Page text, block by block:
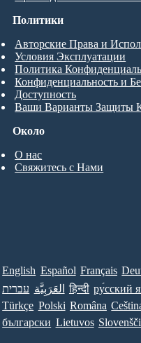
Около
О нас
Свяжитесь с Нами
Политики
Авторские Права и
Условия Эксплуатации
Политика
Конфиденциальность и
Доступность
Ваши Варианты Защиты
English Español Français
עברית العَرَبِيَّة हिन्दी ру́сский
Türkçe Polski Româna
български Lietuvos